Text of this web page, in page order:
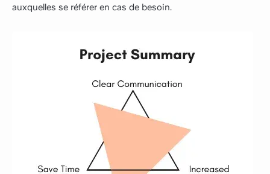
auxquelles se référer en cas de besoin.